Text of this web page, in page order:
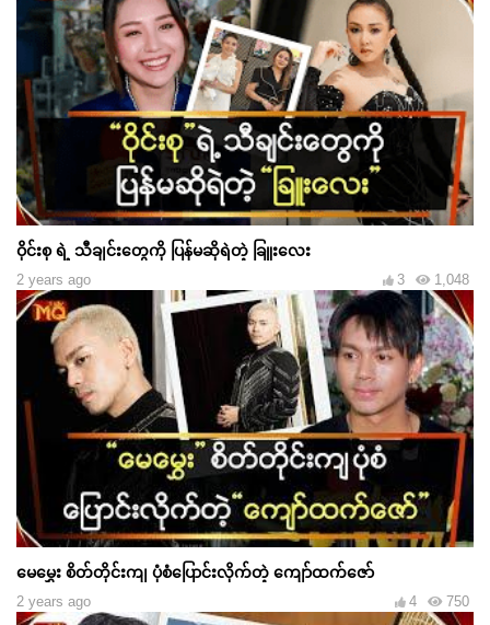
ဝိုင်းစု ရဲ့ သီချင်းတွေကို ပြန်မဆိုရဲတဲ့ ခြူးလေး
2 years ago 1,048
3
မေမွှေး စိတ်တိုင်းကျ ပုံစံပြောင်းလိုက်တဲ့ ကျော်ထက်ဇော်
2 years ago 750
4